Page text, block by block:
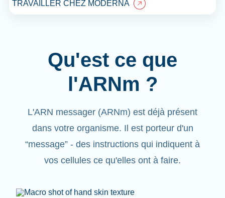
TRAVAILLER CHEZ MODERNA
Qu'est ce que
l'ARNm ?
L'ARN messager (ARNm) est déjà présent
dans votre organisme. Il est porteur d'un
“message” - des instructions qui indiquent à
vos cellules ce qu'elles ont à faire.